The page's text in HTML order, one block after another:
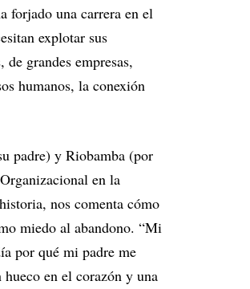
forjado una carrera en el
explotar sus
grandes empresas,
humanos, la conexión
padre) y Riobamba (por
en la
nos comenta cómo
miedo al abandono. “Mi
por qué mi padre me
en el corazón y una